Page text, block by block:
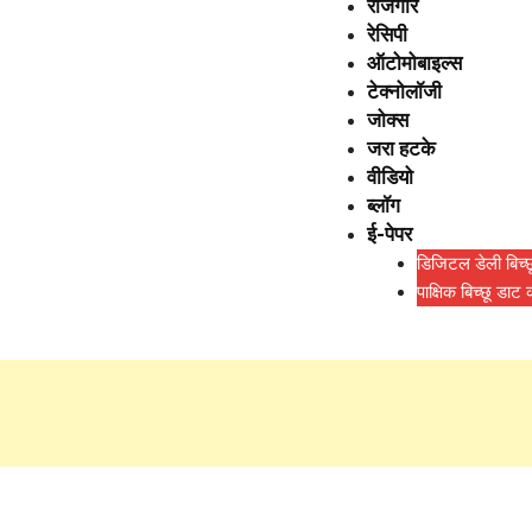
रोजगार
रेसिपी
ऑटोमोबाइल्स
टेक्नोलॉजी
जोक्स
जरा हटके
वीडियो
ब्लॉग
ई-पेपर
डिजिटल डेली
पाक्षिक बिच्छू डाट